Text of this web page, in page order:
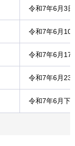
令和7年6月3
令和7年6月10
令和7年6月17
令和7年6月23
令和7年6月下